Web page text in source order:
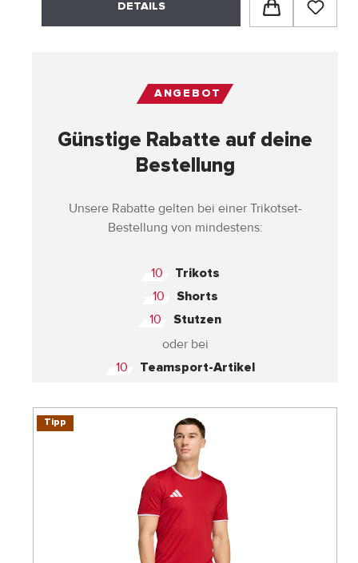
DETAILS
ANGEBOT
Günstige Rabatte auf deine
Bestellung
Unsere Rabatte gelten bei einer Trikotset-
Bestellung von mindestens:
10 Trikots
10 Shorts
10 Stutzen
oder bei
10
Teamsport-Artikel
Tipp